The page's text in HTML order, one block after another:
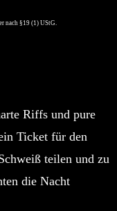
nach §19 (1) UStG.
Riffs und pure
Ticket für den
teilen und zu
die Nacht